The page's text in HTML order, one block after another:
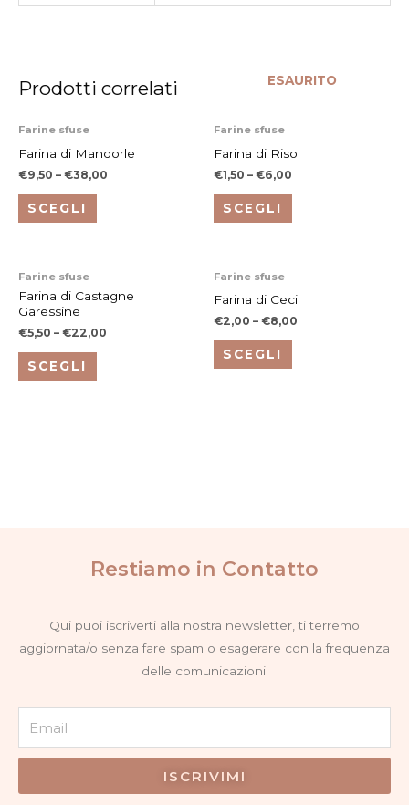
Prodotti correlati
Farine sfuse
Farina di Mandorle
€9,50 – €38,00
SCEGLI
prodotto
ha
più
essere
scelte
nella
ESAURITO
Farine sfuse
Farina di Riso
€1,50 – €6,00
SCEGLI
ha
più
essere
scelte
Farine sfuse
Farina di Castagne
Garessine
€5,50 – €22,00
SCEGLI
prodotto
più
Le
prodotto
Farine sfuse
Farina di Ceci
€2,00 – €8,00
SCEGLI
prodotto
ha
più
prodotto
Restiamo in Contatto
Qui puoi iscriverti alla nostra newsletter, ti terremo
aggiornata/o senza fare spam o esagerare con la frequenza
delle comunicazioni.
ISCRIVIMI